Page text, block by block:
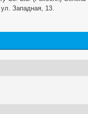
Западная, 13.